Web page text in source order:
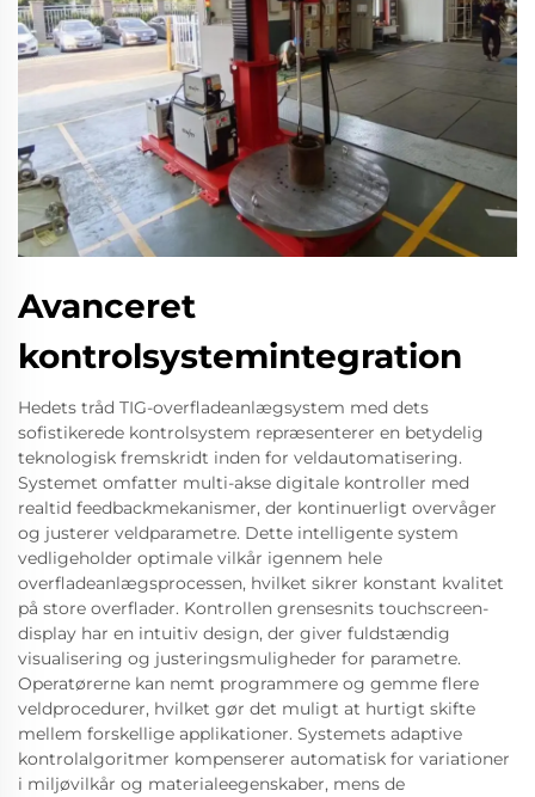
Avanceret
kontrolsystemintegration
Hedets tråd TIG-overfladeanlægsystem med dets
sofistikerede kontrolsystem repræsenterer en betydelig
teknologisk fremskridt inden for veldautomatisering.
Systemet omfatter multi-akse digitale kontroller med
realtid feedbackmekanismer, der kontinuerligt overvåger
og justerer veldparametre. Dette intelligente system
vedligeholder optimale vilkår igennem hele
overfladeanlægsprocessen, hvilket sikrer konstant kvalitet
på store overflader. Kontrollen grensesnits touchscreen-
display har en intuitiv design, der giver fuldstændig
visualisering og justeringsmuligheder for parametre.
Operatørerne kan nemt programmere og gemme flere
veldprocedurer, hvilket gør det muligt at hurtigt skifte
mellem forskellige applikationer. Systemets adaptive
kontrolalgoritmer kompenserer automatisk for variationer
i miljøvilkår og materialeegenskaber, mens de